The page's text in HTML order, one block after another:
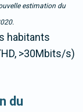
estimation du
habitants
>30Mbits/s)
du